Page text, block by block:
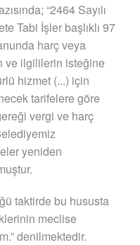
“2464 Sayılı
Tabi İşler başlıklı 97
harç veya
ve ilgililerin isteğine
hizmet (...) için
tarifelere göre
vergi ve harç
yeniden
taktirde bu hususta
meclise
denilmektedir.